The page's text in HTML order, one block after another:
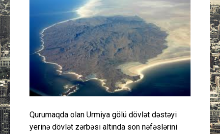
Mədəniyyət
Müsahibə
İdman
Layihə
Gündəm
Qurumaqda olan Urmiya gölü dövlət dəstəyi
yerinə dövlət zərbəsi altında son nəfəslərini